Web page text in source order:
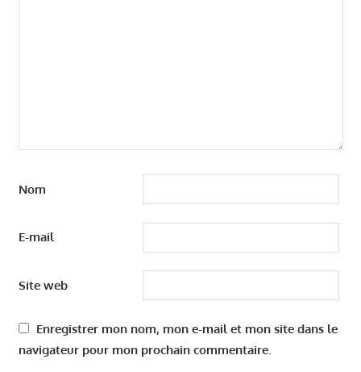
Nom
E-mail
Site web
Enregistrer mon nom, mon e-mail et mon site dans le
navigateur pour mon prochain commentaire.